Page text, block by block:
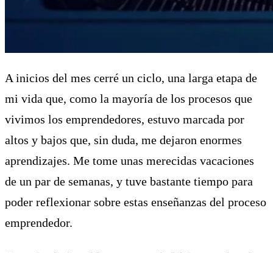
A inicios del mes cerré un ciclo, una larga etapa de
mi vida que, como la mayoría de los procesos que
vivimos los emprendedores, estuvo marcada por
altos y bajos que, sin duda, me dejaron enormes
aprendizajes. Me tome unas merecidas vacaciones
de un par de semanas, y tuve bastante tiempo para
poder reflexionar sobre estas enseñanzas del proceso
emprendedor.